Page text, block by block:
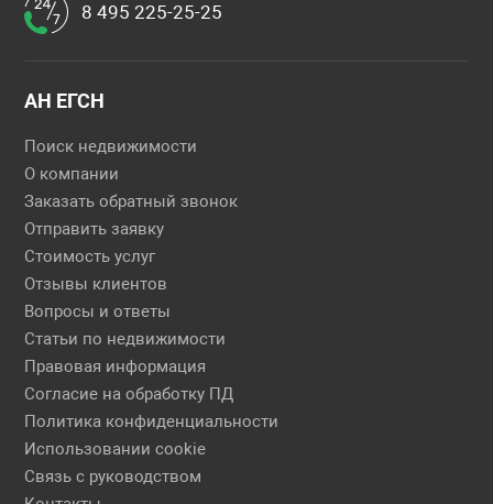
8 495 225-25-25
АН ЕГСН
Поиск недвижимости
О компании
Заказать обратный звонок
Отправить заявку
Стоимость услуг
Отзывы клиентов
Вопросы и ответы
Статьи по недвижимости
Правовая информация
Согласие на обработку ПД
Политика конфиденциальности
Использовании cookie
Связь с руководством